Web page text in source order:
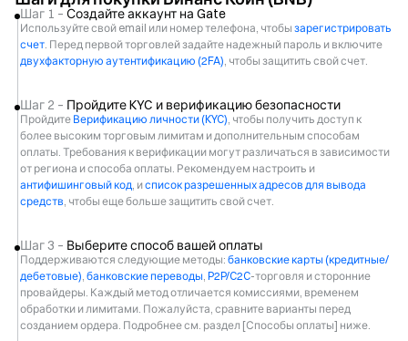
Шаг 1 – Создайте аккаунт на Gate
Используйте свой email или номер телефона, чтобы зарегистрировать
счет. Перед первой торговлей задайте надежный пароль и включите
двухфакторную аутентификацию (2FA), чтобы защитить свой счет.
Шаг 2 – Пройдите KYC и верификацию безопасности
Пройдите Верификацию личности (KYC), чтобы получить доступ к
более высоким торговым лимитам и дополнительным способам
оплаты. Требования к верификации могут различаться в зависимости
от региона и способа оплаты. Рекомендуем настроить и
антифишинговый код, исписок разрешенных адресов для вывода
средств, чтобы еще больше защитить свой счет.
Шаг 3 – Выберите способ вашей оплаты
Поддерживаются следующие методы: банковские карты (кредитные/
дебетовые), банковские переводы, P2P/C2C-торговля и сторонние
провайдеры. Каждый метод отличается комиссиями, временем
обработки и лимитами. Пожалуйста, сравните варианты перед
созданием ордера. Подробнее см. раздел [Способы оплаты] ниже.